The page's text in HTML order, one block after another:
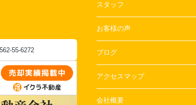
55-6272
スタッフ
お客様の声
ブログ
アクセスマップ
会社概要